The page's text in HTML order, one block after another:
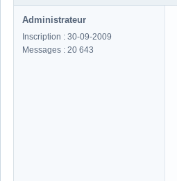
Administrateur
Inscription : 30-09-2009
Messages : 20 643